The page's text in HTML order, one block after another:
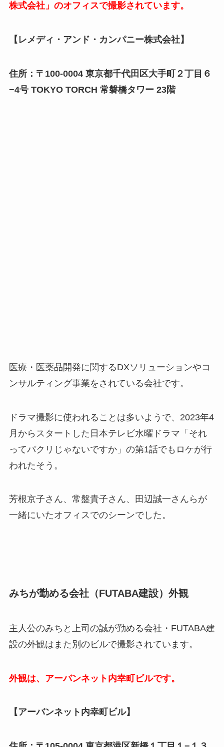
株式会社」のオフィスで撮影されています。
【レメディ・アンド・カンパニー株式会社】
住所：〒100-0004 東京都千代田区大手町２丁目６
−4号 TOKYO TORCH 常磐橋タワー 23階
医療・医薬品開発に関するDXソリューションやコ
ンサルティング事業をされている会社です。
ドラマ撮影に使われることは多いようで、2023年4
月からスタートした日本テレビ水曜ドラマ「それ
ってパクリじゃないですか」の第1話でもロケが行
われたそう。
芳根京子さん、常盤貴子さん、田辺誠一さんらが
一緒にいたオフィスでのシーンでした。
みちが勤める会社（FUTABA建設）外観
主人公のみちと上司の誠が勤める会社・FUTABA建
設の外観はまた別のビルで撮影されています。
外観は、アーバンネット内幸町ビルです。
【アーバンネット内幸町ビル】